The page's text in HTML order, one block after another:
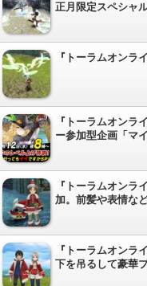
正月限定スペシャ
『トーラムオンラ
『トーラムオンラ
ー参加型企画「マ
『トーラムオンラ
加。前髪や表情な
『トーラムオンラ
下を吊るして豪華